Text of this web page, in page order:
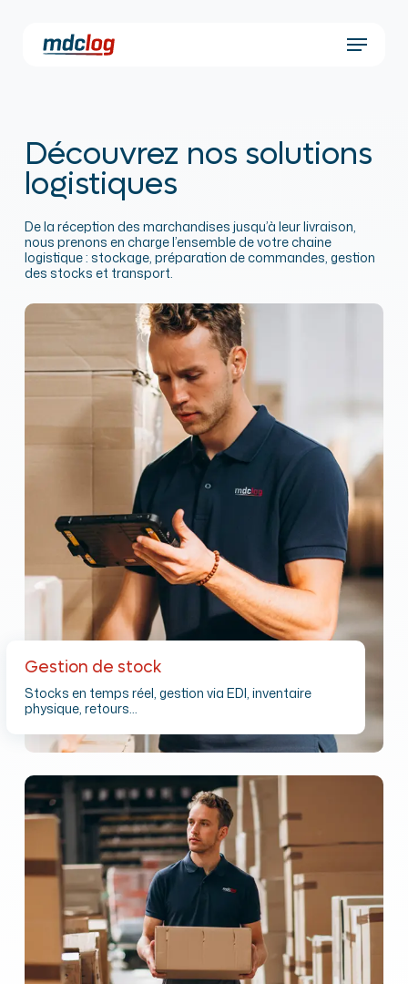
content
Menu
Découvrez nos solutions
logistiques
De la réception des marchandises jusqu’à leur livraison,
nous prenons en charge l’ensemble de votre chaine
logistique : stockage, préparation de commandes, gestion
des stocks et transport.
Gestion de stock
Stocks en temps réel, gestion via EDI, inventaire
physique, retours…